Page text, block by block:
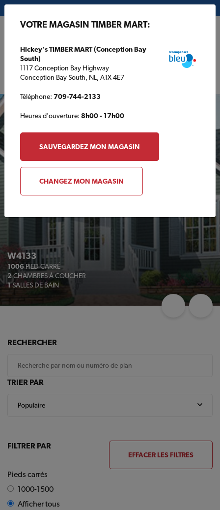
PRODUITS EN VEDETTE
Un étage
W4133
1006PIED CARRÉ
2CHAMBRES À COUCHER
1SALLES DE BAIN
RECHERCHER
TRIER PAR
FILTRER PAR
EFFACER LES FILTRES
Pieds carrés
1000-1500
Afficher tous
VOTRE MAGASIN TIMBER MART:
Hickey's TIMBER MART (Conception Bay
South)
1117 Conception Bay Highway
Conception Bay South, NL, A1X 4E7
Téléphone: 709-744-2133
Heures d'ouverture: 8h00 - 17h00
SAUVEGARDEZ MON MAGASIN
CHANGEZ MON MAGASIN